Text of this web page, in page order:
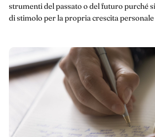
strumenti del passato o del futuro purché
di stimolo per la propria crescita